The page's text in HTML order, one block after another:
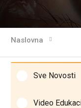
Naslovna
Sve Novosti
Video